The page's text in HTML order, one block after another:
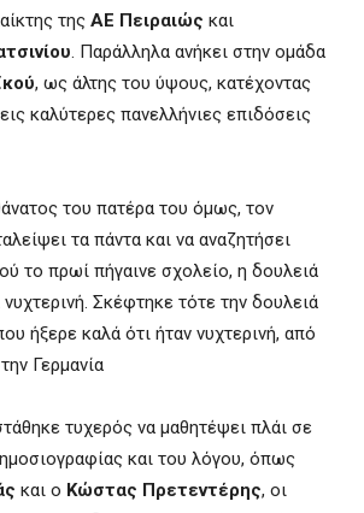
της ΑΕ Πειραιώς και
. Παράλληλα ανήκει στην ομάδα
, ως άλτης του ύψους, κατέχοντας
καλύτερες πανελλήνιες επιδόσεις
του πατέρα του όμως, τον
τα πάντα και να αναζητήσει
το πρωί πήγαινε σχολείο, η δουλειά
Σκέφτηκε τότε την δουλειά
ήξερε καλά ότι ήταν νυχτερινή, από
Γερμανία
τυχερός να μαθητέψει πλάι σε
και του λόγου, όπως
και ο Κώστας Πρετεντέρης, οι